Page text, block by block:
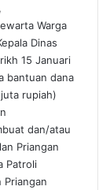
Warga
Dinas
15 Januari
bantuan dana
rupiah)
dan/atau
Priangan
Patroli
Priangan